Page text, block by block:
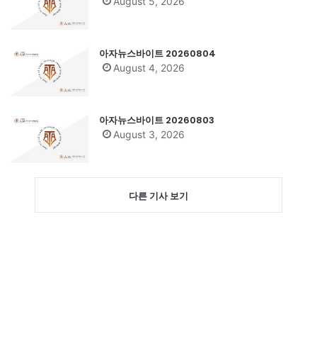
아자뉴스바이트 20260804
August 4, 2026
아자뉴스바이트 20260803
August 3, 2026
다른 기사 보기